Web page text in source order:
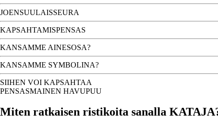
JOENSUULAISSEURA
KAPSAHTAMISPENSAS
KANSAMME AINESOSA?
KANSAMME SYMBOLINA?
SIIHEN VOI KAPSAHTAA
PENSASMAINEN HAVUPUU
Miten ratkaisen ristikoita sanalla